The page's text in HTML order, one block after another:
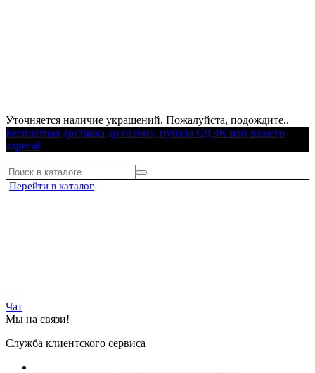
Уточняется наличие украшений. Пожалуйста, подождите..
Бесплатная доставка до салона, пункта СДЭК или вашего
адреса!
Перейти в каталог
Чат
Мы на связи!
Служба клиентского сервиса